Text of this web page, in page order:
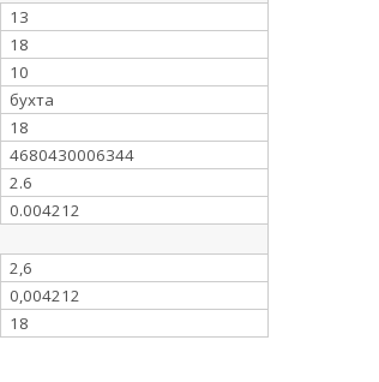
13
18
10
бухта
18
4680430006344
2.6
0.004212
2,6
0,004212
18